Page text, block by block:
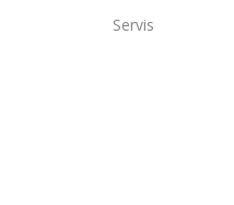
Servis